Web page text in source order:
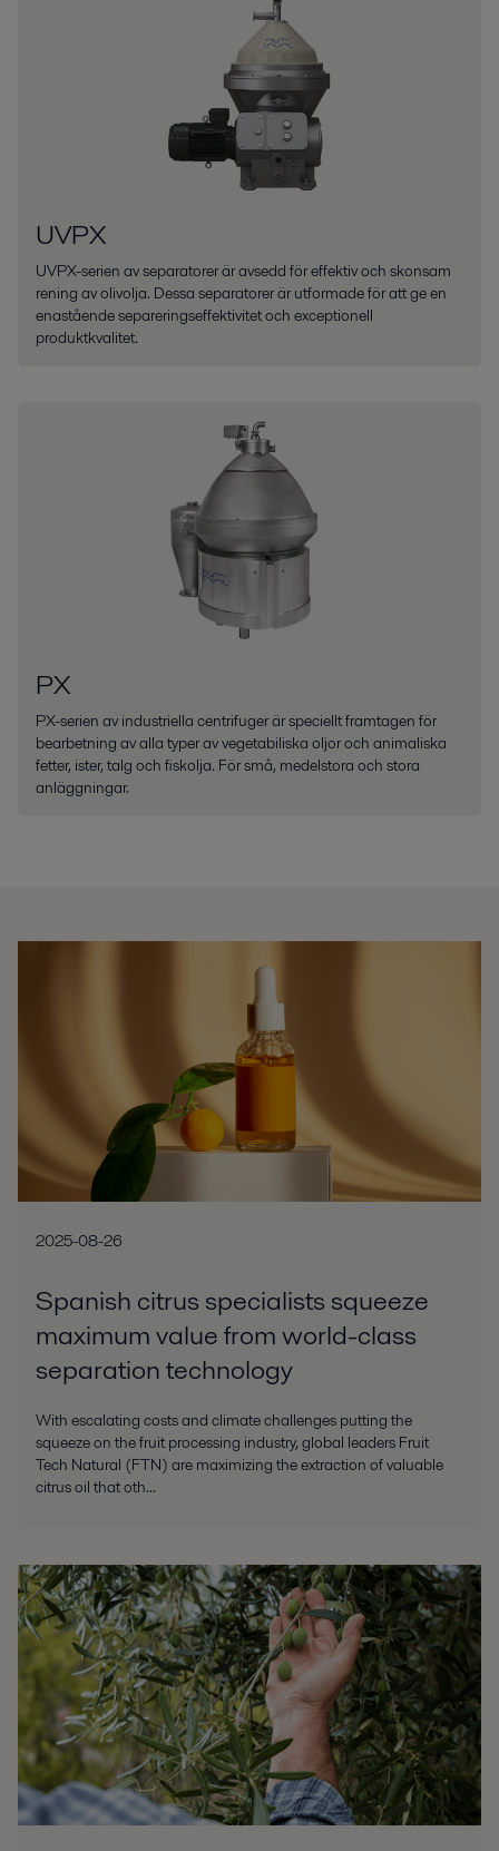
UVPX
UVPX-serien av separatorer är avsedd för effektiv och skonsam
rening av olivolja. Dessa separatorer är utformade för att ge en
enastående separeringseffektivitet och exceptionell
produktkvalitet.
PX
PX-serien av industriella centrifuger är speciellt framtagen för
bearbetning av alla typer av vegetabiliska oljor och animaliska
fetter, ister, talg och fiskolja. För små, medelstora och stora
anläggningar.
2025-08-26
Spanish citrus specialists squeeze
maximum value from world-class
separation technology
With escalating costs and climate challenges putting the
squeeze on the fruit processing industry, global leaders Fruit
Tech Natural (FTN) are maximizing the extraction of valuable
citrus oil that oth...